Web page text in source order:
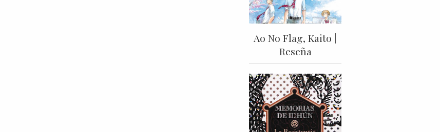
Ao No Flag, Kaito |
Reseña